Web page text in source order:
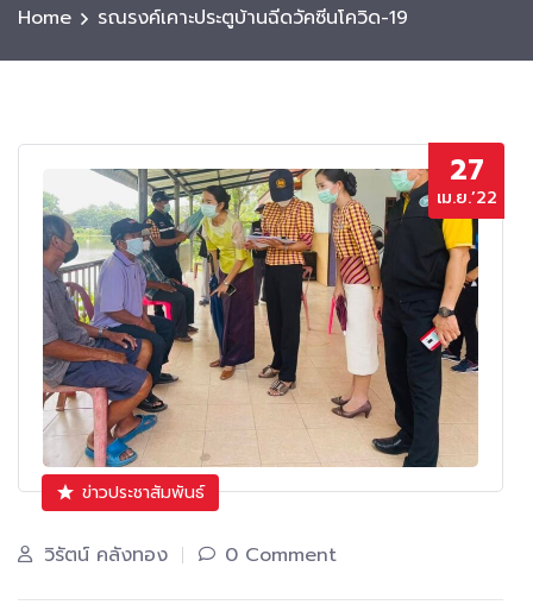
Home รณรงค์เคาะประตูบ้านฉีดวัคซีนโควิด-19
27
เม.ย.’22
ข่าวประชาสัมพันธ์
วิรัตน์ คลังทอง 0 Comment